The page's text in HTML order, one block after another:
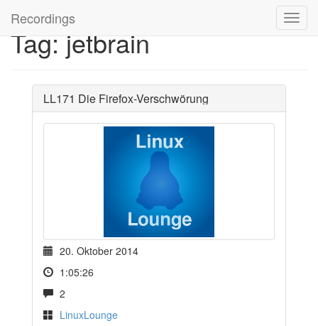
Recordings
Tag: jetbrain
LL171 Die Firefox-Verschwörung
20. Oktober 2014
1:05:26
2
LinuxLounge